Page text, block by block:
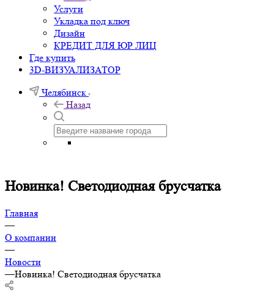
Услуги
Укладка под ключ
Дизайн
КРЕДИТ ДЛЯ ЮР ЛИЦ
Где купить
3D-ВИЗУАЛИЗАТОР
Челябинск
Назад
Новинка! Светодиодная брусчатка
Главная
—
О компании
—
Новости
—Новинка! Светодиодная брусчатка